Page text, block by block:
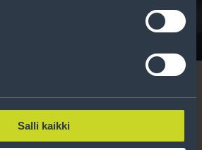
Salli kaikki